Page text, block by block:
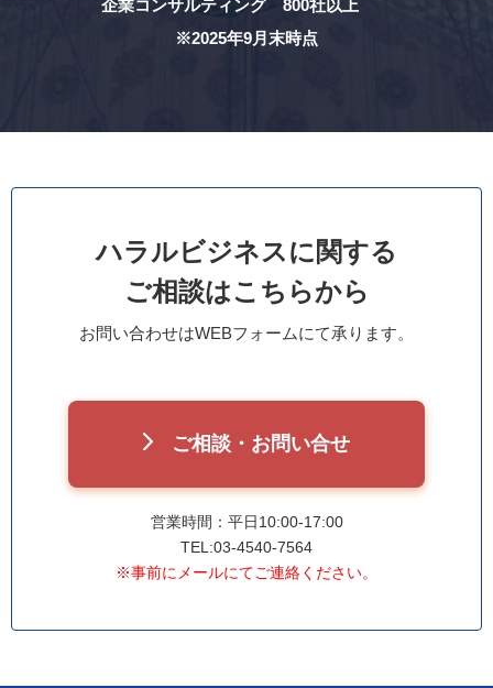
企業コンサルティング 800社以上
※2025年9月末時点
ハラルビジネスに関する
ご相談はこちらから
お問い合わせはWEBフォームにて承ります。
ご相談・お問い合せ
営業時間：平日10:00-17:00
TEL:03-4540-7564
※事前にメールにてご連絡ください。